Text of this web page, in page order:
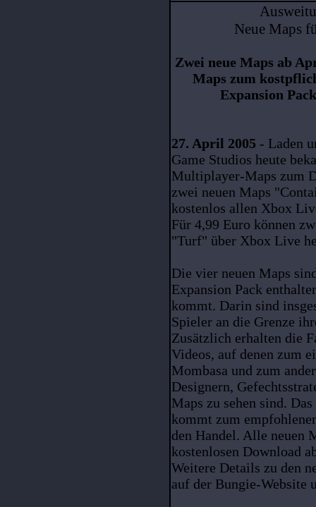
Neue Maps
Zwei neue Maps ab
Maps zum
Expansion
27. April 2005 - Laden
Game Studios heute
Multiplayer-Maps zum
zwei neuen Maps
kostenlos allen Xbox
Für 4,99 Euro können
"Turf" über Xbox Live
Die vier neuen Maps
Expansion Pack
kommt. Darin sind
Spieler an die Grenze
Zusätzlich erhalten die
Videos, auf denen zum
Mombasa und zum
Designern,
Maps zu sehen sind.
kommt zum
den Handel. Alle neuen
kostenlosen Download
Weitere Details zu den
auf der Bungie-Website